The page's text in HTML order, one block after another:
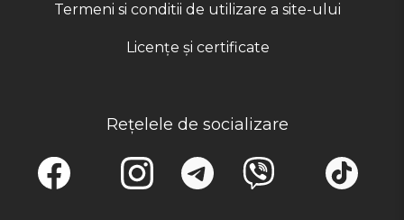
Termeni si conditii de utilizare a site-ului
Licențe și certificate
Rețelele de socializare